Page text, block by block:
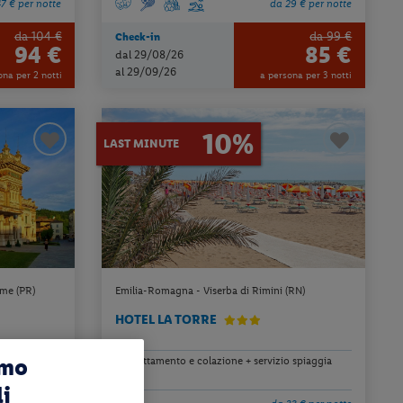
€ per notte
da 104 €
94 €
per 2 notti
da 29 € per notte
Check-in
dal 29/08/26
al 29/09/26
da 99 €
85 €
a persona per 3 notti
(PR)
LAST MINUTE 10%
Emilia-Romagna - Viserba di Rimini (RN)
HOTEL LA TORRE
pernottamento e colazione + servizio spiaggia